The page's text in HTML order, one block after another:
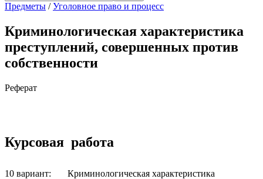
Предметы /Уголовное право и процесс
Криминологическая характеристика
преступлений, совершенных против
собственности
Реферат
Курсовая работа
10 вариант: Криминологическая характеристика